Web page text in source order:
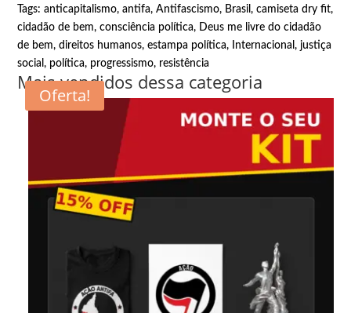
Tags:anticapitalismo,antifa,Antifascismo, Brasil,camiseta dry fit,
cidadão de bem,consciência política, Deus me livre do cidadão
de bem,direitos humanos,estampa política, Internacional,justiça
social, política, progressismo, resistência
Mais vendidos dessa categoria
Oferta!